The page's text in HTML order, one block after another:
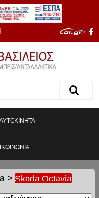
ΑΥΤΟΚΙΝΗΤΑ
> Skoda Octavia